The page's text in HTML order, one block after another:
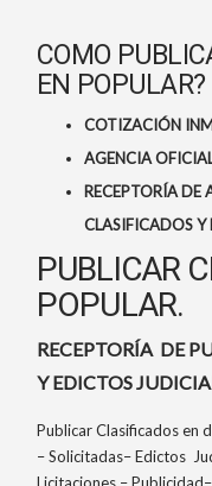
COMO
EN POPULAR?
COTIZACIÓN
AGENCIA
RECEPTORÍA DE
CLASIFICADOS Y
PUBLICAR
POPULAR.
RECEPTORÍA DE
Y EDICTOS
Publicar Clasificados en
– Solicitadas– Edictos
Licitaciones –